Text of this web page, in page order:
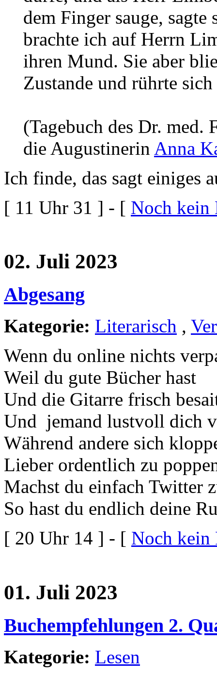
dem Finger sauge,
brachte ich auf Herrn
ihren Mund. Sie aber
Zustande und rührte
(Tagebuch des Dr. med.
die Augustinerin Anna
Ich finde, das sagt einiges
[ 11 Uhr 31 ] - [ Noch kein
02. Juli 2023
Abgesang
Kategorie: Literarisch ,
Wenn du online nichts
Weil du gute Bücher hast
Und die Gitarre frisch
Und jemand lustvoll dich
Während andere sich
Lieber ordentlich zu
Machst du einfach Twitter
So hast du endlich deine
[ 20 Uhr 14 ] - [ Noch kein
01. Juli 2023
Buchempfehlungen 2.
Kategorie: Lesen